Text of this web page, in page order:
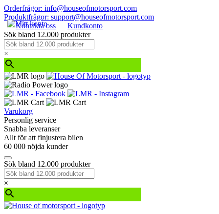
Orderfrågor: info@houseofmotorsport.com
Produktfrågor: support@houseofmotorsport.com
Kontakta oss
Kundkonto
Sök bland 12.000 produkter
×
Varukorg
Personlig service
Snabba leveranser
Allt för att finjustera bilen
60 000 nöjda kunder
Sök bland 12.000 produkter
×